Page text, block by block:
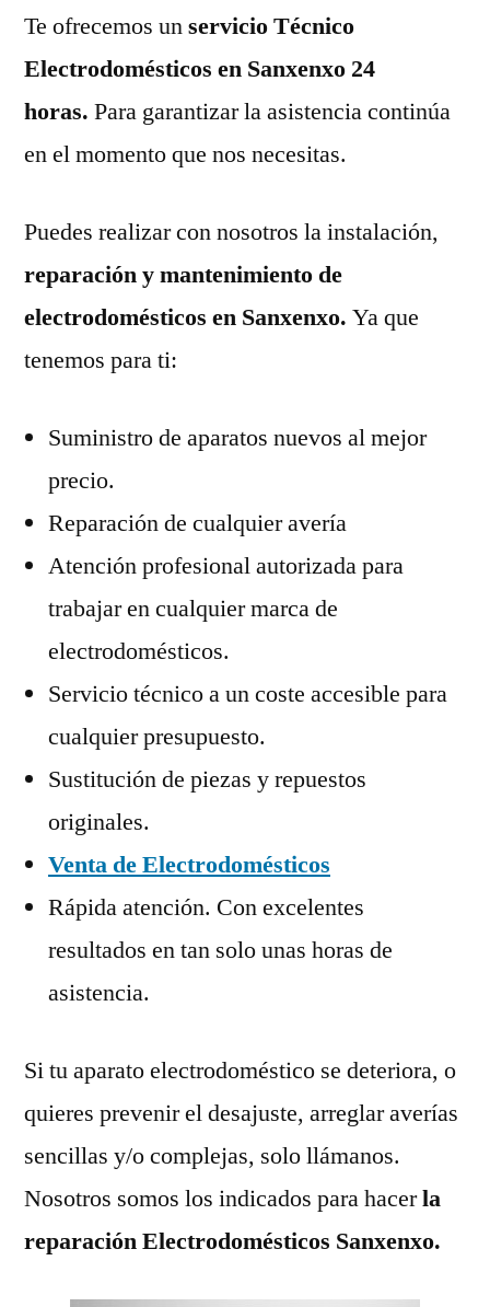
Te ofrecemos unservicio Técnico
Electrodomésticos en Sanxenxo 24
horas. Para garantizar la asistencia continúa
en el momento que nos necesitas.
Puedes realizar con nosotros la instalación,
reparación y mantenimiento de
electrodomésticos en Sanxenxo. Ya que
tenemos para ti:
Suministro de aparatos nuevos al mejor
precio.
Reparación de cualquier avería
Atención profesional autorizada para
trabajar en cualquier marca de
electrodomésticos.
Servicio técnico a un coste accesible para
cualquier presupuesto.
Sustitución de piezas y repuestos
originales.
Venta de Electrodomésticos
Rápida atención. Con excelentes
resultados en tan solo unas horas de
asistencia.
Si tu aparato electrodoméstico se deteriora, o
quieres prevenir el desajuste, arreglar averías
sencillas y/o complejas, solo llámanos.
Nosotros somos los indicados para hacerla
reparación Electrodomésticos Sanxenxo.